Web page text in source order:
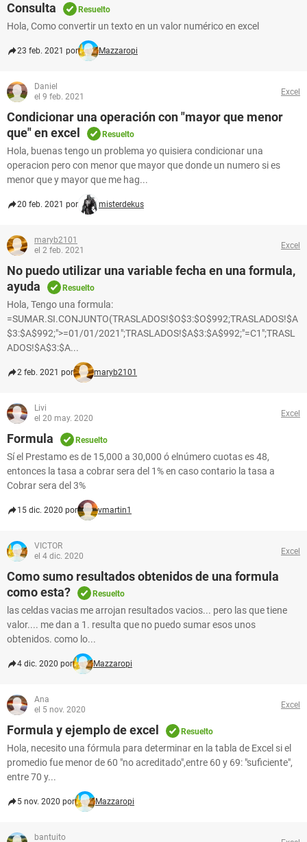
Consulta Resuelto
Hola, Como convertir un texto en un valor numérico en excel
23 feb. 2021 por Mazzaropi
Daniel
el 9 feb. 2021
Excel
Condicionar una operación con "mayor que menor
que" en excel
Resuelto
Hola, buenas tengo un problema yo quisiera condicionar una
operacion pero con menor que mayor que donde un numero si es
menor que y mayor que me hag...
20 feb. 2021 por misterdekus
maryb2101
el 2 feb. 2021
Excel
No puedo utilizar una variable fecha en una formula,
ayuda
Resuelto
Hola, Tengo una formula:
=SUMAR.SI.CONJUNTO(TRASLADOS!$O$3:$O$992;TRASLADOS!$A
$3:$A$992;">=01/01/2021";TRASLADOS!$A$3:$A$992;"=C1";TRASL
ADOS!$A$3:$A...
2 feb. 2021 por maryb2101
Livi
el 20 may. 2020
Excel
Formula Resuelto
Sí el Prestamo es de 15,000 a 30,000 ó elnúmero cuotas es 48,
entonces la tasa a cobrar sera del 1% en caso contario la tasa a
Cobrar sera del 3%
15 dic. 2020 por vmartin1
VICTOR
el 4 dic. 2020
Excel
Como sumo resultados obtenidos de una formula
como esta?
Resuelto
las celdas vacias me arrojan resultados vacios... pero las que tiene
valor.... me dan a 1. resulta que no puedo sumar esos unos
obtenidos. como lo...
4 dic. 2020 por Mazzaropi
Ana
el 5 nov. 2020
Excel
Formula y ejemplo de excel Resuelto
Hola, necesito una fórmula para determinar en la tabla de Excel si el
promedio fue menor de 60 "no acreditado",entre 60 y 69: "suficiente",
entre 70 y...
5 nov. 2020 por Mazzaropi
bantuito